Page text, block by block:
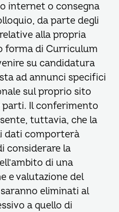
internet o consegna
da parte degli
alla propria
forma di Curriculum
su candidatura
ad annunci specifici
sul proprio sito
Il conferimento
tuttavia, che la
dati comporterà
considerare la
di una
e valutazione del
eliminati al
a quello di